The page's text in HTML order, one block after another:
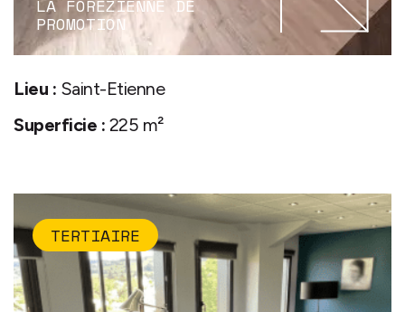
LA FORÉZIENNE DE
PROMOTION
Lieu : Saint-Etienne
Superficie : 225 m²
TERTIAIRE